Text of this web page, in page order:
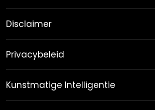
Disclaimer
Privacybeleid
Kunstmatige Intelligentie